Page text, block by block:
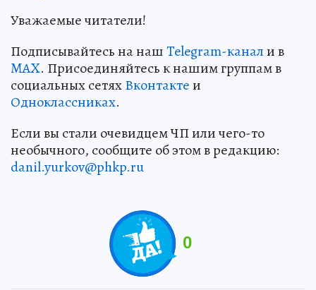
Уважаемые читатели!
Подписывайтесь на нашTelegram-канали в
MAX. Присоединяйтесь к нашим группам в
социальных сетяхВконтактеи
Одноклассниках.
Если вы стали очевидцем ЧП или чего-то
необычного, сообщите об этом в редакцию:
danil.yurkov@phkp.ru
0